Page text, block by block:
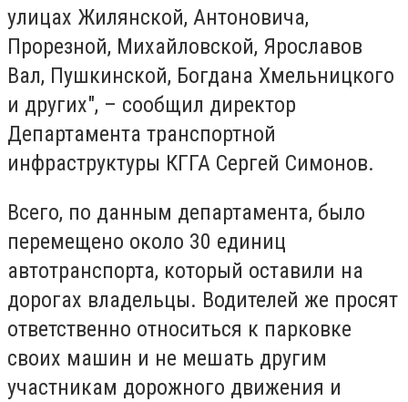
улицах Жилянской, Антоновича,
Прорезной, Михайловской, Ярославов
Вал, Пушкинской, Богдана Хмельницкого
и других", – сообщил директор
Департамента транспортной
инфраструктуры КГГА Сергей Симонов.
Всего, по данным департамента, было
перемещено около 30 единиц
автотранспорта, который оставили на
дорогах владельцы. Водителей же просят
ответственно относиться к парковке
своих машин и не мешать другим
участникам дорожного движения и